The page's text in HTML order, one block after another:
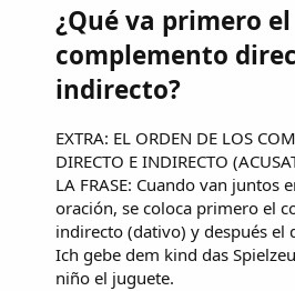
¿Qué va primero el
complemento
indirecto?
EXTRA: EL ORDEN DE LOS
DIRECTO E INDIRECTO
LA FRASE: Cuando van juntos
oración, se coloca primero el
indirecto (dativo) y después el
Ich gebe dem kind das
niño el juguete.